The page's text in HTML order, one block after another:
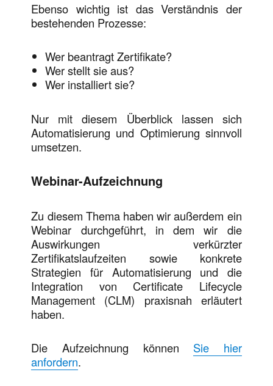
Ebenso wichtig ist das Verständnis der
bestehenden Prozesse:
Wer beantragt Zertifikate?
Wer stellt sie aus?
Wer installiert sie?
Nur mit diesem Überblick lassen sich
Automatisierung und Optimierung sinnvoll
umsetzen.
Webinar-Aufzeichnung
Zu diesem Thema haben wir außerdem ein
Webinar durchgeführt, in dem wir die
Auswirkungen verkürzter
Zertifikatslaufzeiten sowie konkrete
Strategien für Automatisierung und die
Integration von Certificate Lifecycle
Management (CLM) praxisnah erläutert
haben.
Die Aufzeichnung können Sie hier
anfordern.